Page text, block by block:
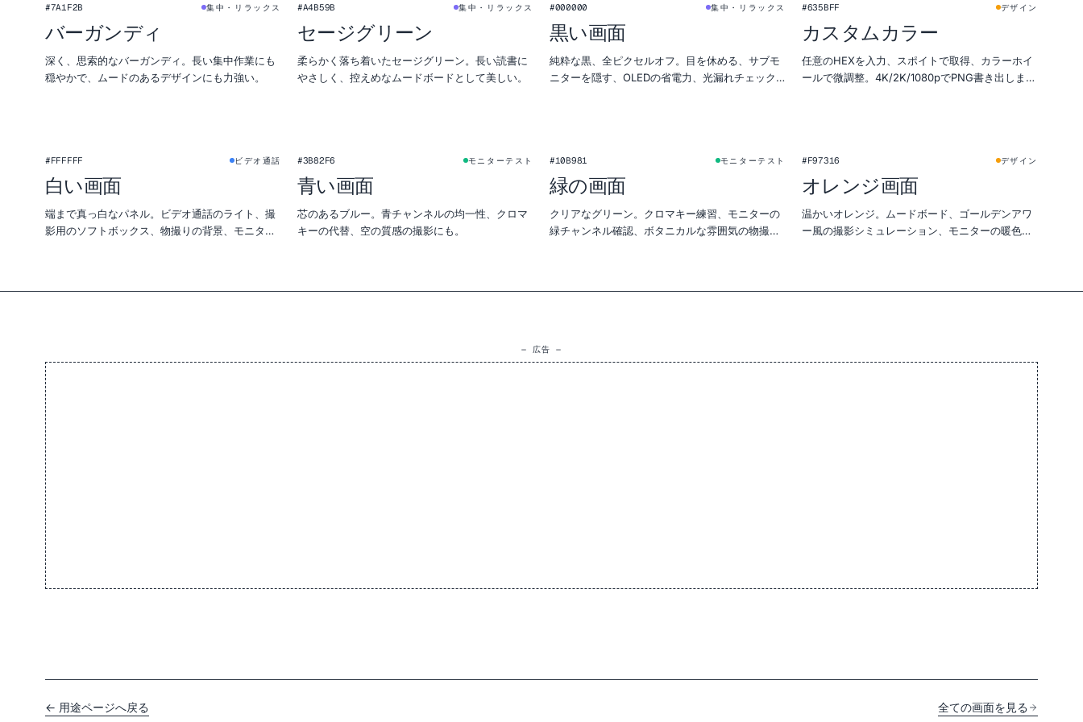
#7A1F2B 集中・リラックス
バーガンディ
深く、思索的なバーガンディ。長い集中作業にも
穏やかで、ムードのあるデザインにも力強い。
#A4B59B 集中・リラックス
セージグリーン
柔らかく落ち着いたセージグリーン。長い読書に
やさしく、控えめなムードボードとして美しい。
#000000 集中・リラックス
黒い画面
純粋な黒、全ピクセルオフ。目を休める、サブモ
ニターを隠す、OLEDの省電力、光漏れチェック
#635BFF デザイン
カスタムカラー
任意のHEXを入力、スポイトで取得、カラーホイ
ールで微調整。4K/2K/1080pでPNG書き出しま
#FFFFFF ビデオ通話
白い画面
端まで真っ白なパネル。ビデオ通話のライト、撮
影用のソフトボックス、物撮りの背景、モニター
#3B82F6 モニターテスト
青い画面
芯のあるブルー。青チャンネルの均一性、クロマ
キーの代替、空の質感の撮影にも。
#10B981 モニターテスト
緑の画面
クリアなグリーン。クロマキー練習、モニターの
緑チャンネル確認、ボタニカルな雰囲気の物撮り
#F97316 デザイン
オレンジ画面
温かいオレンジ。ムードボード、ゴールデンアワ
ー風の撮影シミュレーション、モニターの暖色テ
— 広告 —
← 用途ページへ戻る 全ての画面を見る